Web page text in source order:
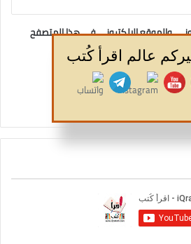
والموقع الإلكتروني في هذا المتصفح
عالم اقرأ كُتب